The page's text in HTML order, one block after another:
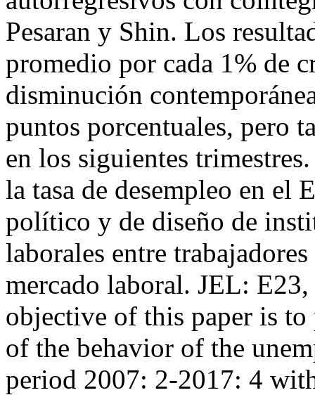
Pesaran y Shin. Los
promedio por cada 1% de
disminución
puntos porcentuales, pero
en los siguientes
la tasa de desempleo en el
político y de diseño de
laborales entre
mercado laboral. JEL:
objective of this paper is
of the behavior of the
period 2007: 2-2017: 4